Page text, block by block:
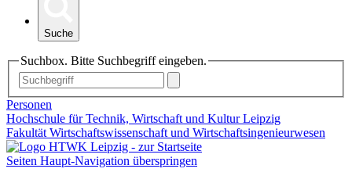
Suche
Suchbox. Bitte Suchbegriff eingeben.
Personen
Hochschule für Technik, Wirtschaft und Kultur Leipzig
Fakultät Wirtschaftswissenschaft und Wirtschaftsingenieurwesen
Seiten Haupt-Navigation überspringen